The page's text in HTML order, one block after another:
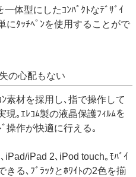
一体型にしたｺﾝﾊﾟｸﾄなﾃﾞｻﾞｲ
にﾀｯﾁﾍﾟﾝを使用することがで
の心配もない
素材を採用し､指で操作して
｡ｴﾚｺﾑ製の液晶保護ﾌｨﾙﾑを
操作が快適に行える｡
iPad/iPad 2､iPod touch｡ﾓﾊﾞｲ
きる､ﾌﾞﾗｯｸとﾎﾜｲﾄの2色を揃